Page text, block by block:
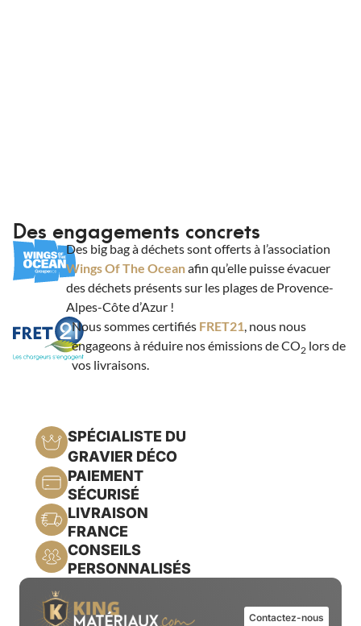
Des engagements concrets
Des big bag à déchets sont offerts à l’association
Wings Of The Oceanafin qu’elle puisse évacuer
des déchets présents sur les plages de Provence-
Alpes-Côte d’Azur !
Nous sommes certifiés FRET21, nous nous
engageons à réduire nos émissions de CO2lors de
vos livraisons.
SPÉCIALISTE DU
GRAVIER DÉCO
PAIEMENT
SÉCURISÉ
LIVRAISON
FRANCE
CONSEILS
PERSONNALISÉS
Contactez-nous